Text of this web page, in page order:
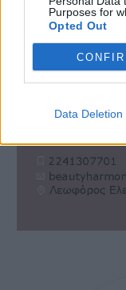
Purposes for
Opted Out
Data Deletion